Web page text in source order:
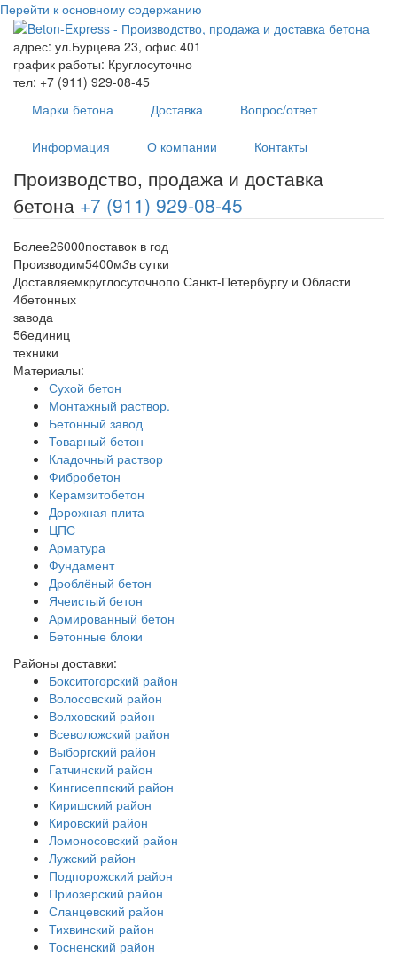
Перейти к основному содержанию
адрес: ул.Бурцева 23, офис 401
график работы: Круглосуточно
тел: +7 (911) 929-08-45
Марки бетона
Доставка Вопрос/ответ
Информация О компании Контакты
Производство, продажа и доставка
бетона +7 (911) 929-08-45
Более26000поставок в год
Производим5400м3в сутки
Доставляемкруглосуточнопо Санкт-Петербургу и Области
4бетонных
завода
56единиц
техники
Материалы:
Сухой бетон
Монтажный раствор.
Бетонный завод
Товарный бетон
Кладочный раствор
Фибробетон
Керамзитобетон
Дорожная плита
ЦПС
Арматура
Фундамент
Дроблёный бетон
Ячеистый бетон
Армированный бетон
Бетонные блоки
Районы доставки:
Бокситогорский район
Волосовский район
Волховский район
Всеволожский район
Выборгский район
Гатчинский район
Кингисеппский район
Киришский район
Кировский район
Ломоносовский район
Лужский район
Подпорожский район
Приозерский район
Сланцевский район
Тихвинский район
Тосненский район